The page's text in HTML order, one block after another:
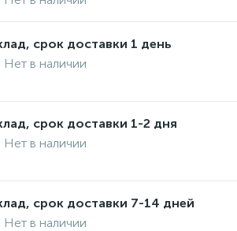
срок доставки 1 день
Нет в наличии
срок доставки 1-2 дня
Нет в наличии
срок доставки 7-14 дней
Нет в наличии